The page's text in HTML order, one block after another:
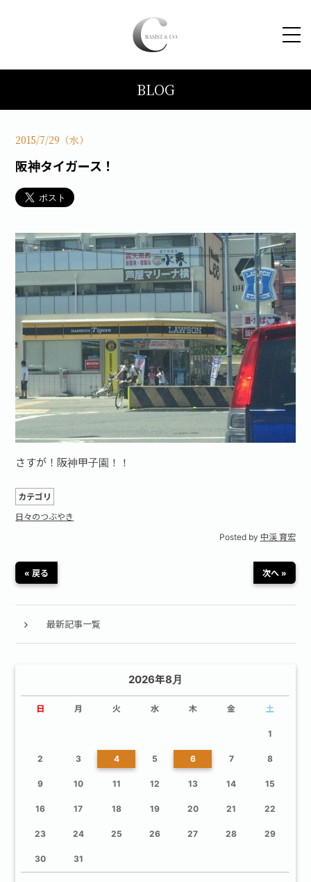
コンセプト
お問い合わせ·資料請求
BLOG
2015/7/29（水）
阪神タイガース！
さすが！阪神甲子園！！
カテゴリ
日々のつぶやき
Posted by 中渓 育宏
« 戻る 次へ »
最新記事一覧
2026年8月
日 月 火 水 木 金 土
1
2 3 4 5 6 7 8
9 10 11 12 13 14 15
16 17 18 19 20 21 22
23 24 25 26 27 28 29
30 31